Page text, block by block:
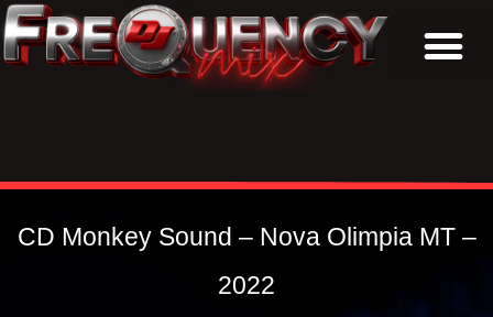
CD Monkey Sound – Nova Olimpia MT –
2022